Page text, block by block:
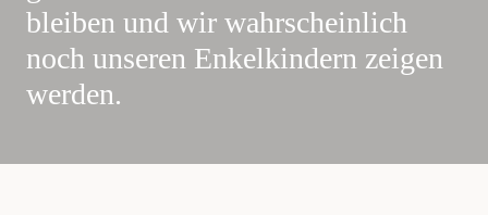
bleiben und wir wahrscheinlich
noch unseren Enkelkindern zeigen
werden.